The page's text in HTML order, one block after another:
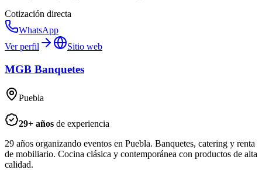
Cotización directa
WhatsApp
Ver perfil
Sitio web
MGB Banquetes
Puebla
29+ años de experiencia
29 años organizando eventos en Puebla. Banquetes, catering y renta
de mobiliario. Cocina clásica y contemporánea con productos de alta
calidad.